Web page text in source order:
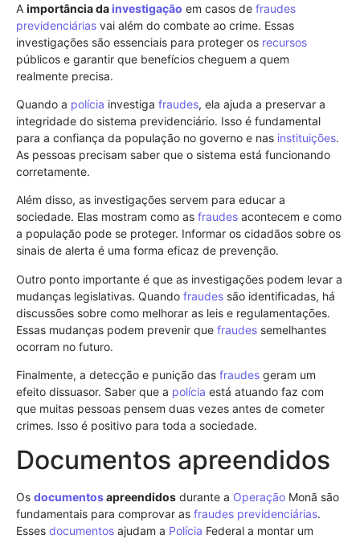
A importância dainvestigação em casos de fraudes
previdenciárias vai além do combate ao crime. Essas
investigações são essenciais para proteger os recursos
públicos e garantir que benefícios cheguem a quem
realmente precisa.
Quando a polícia investiga fraudes, ela ajuda a preservar a
integridade do sistema previdenciário. Isso é fundamental
para a confiança da população no governo e nas instituições.
As pessoas precisam saber que o sistema está funcionando
corretamente.
Além disso, as investigações servem para educar a
sociedade. Elas mostram como as fraudes acontecem e como
a população pode se proteger. Informar os cidadãos sobre os
sinais de alerta é uma forma eficaz de prevenção.
Outro ponto importante é que as investigações podem levar a
mudanças legislativas. Quando fraudes são identificadas, há
discussões sobre como melhorar as leis e regulamentações.
Essas mudanças podem prevenir que fraudes semelhantes
ocorram no futuro.
Finalmente, a detecção e punição das fraudes geram um
efeito dissuasor. Saber que a polícia está atuando faz com
que muitas pessoas pensem duas vezes antes de cometer
crimes. Isso é positivo para toda a sociedade.
Documentos apreendidos
Os documentosapreendidos durante a Operação Monã são
fundamentais para comprovar as fraudes previdenciárias.
Esses documentos ajudam a Polícia Federal a montar um